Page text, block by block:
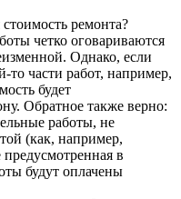
ремонта?
четко оговариваются
Однако, если
то части работ, например,
будет
Обратное также верно:
работы, не
(как, например,
предусмотренная в
будут оплачены